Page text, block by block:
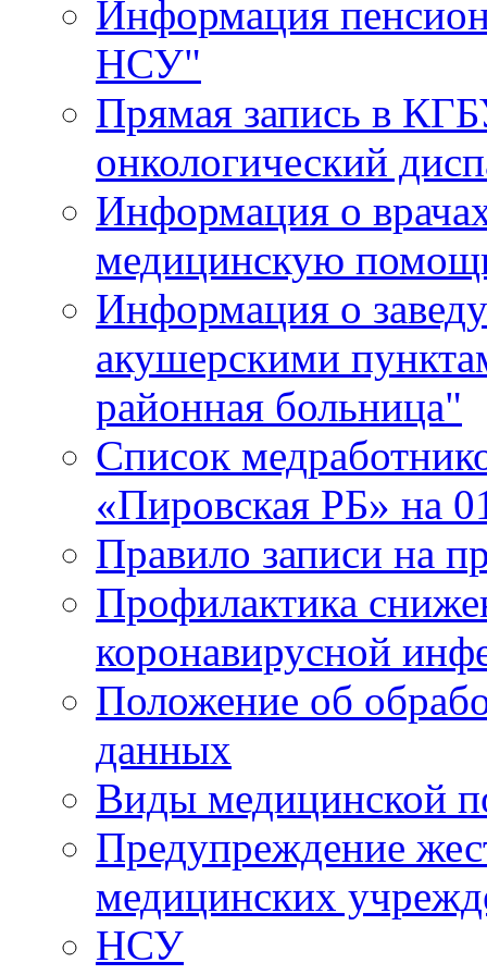
Информация
НСУ"
Прямая запись в
онкологический
Информация о
медицинскую
Информация о
акушерскими
районная больница"
Список
«Пировская РБ» на
Правило записи на
Профилактика
коронавирусной
Положение об
данных
Виды медицинской
Предупреждение
медицинских
НСУ